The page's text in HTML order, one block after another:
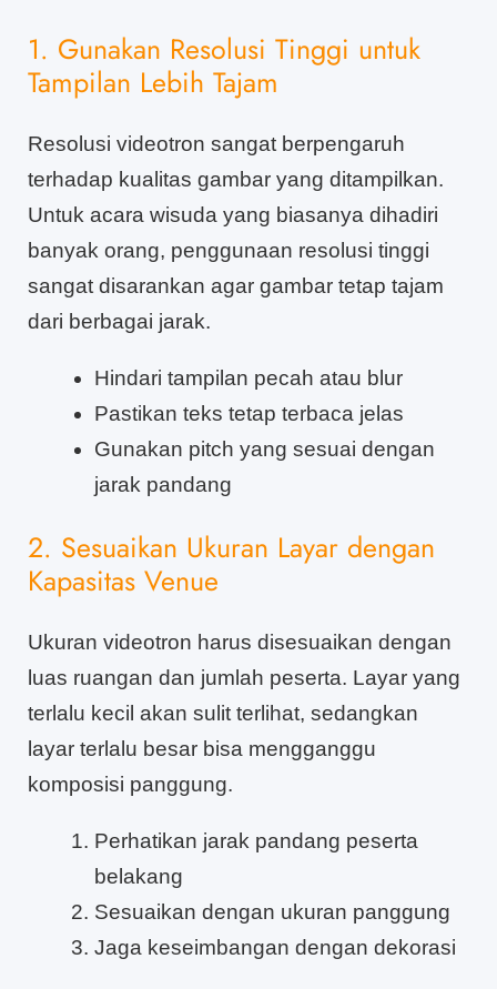
1. Gunakan Resolusi Tinggi untuk
Tampilan Lebih Tajam
Resolusi videotron sangat berpengaruh
terhadap kualitas gambar yang ditampilkan.
Untuk acara wisuda yang biasanya dihadiri
banyak orang, penggunaan resolusi tinggi
sangat disarankan agar gambar tetap tajam
dari berbagai jarak.
Hindari tampilan pecah atau blur
Pastikan teks tetap terbaca jelas
Gunakan pitch yang sesuai dengan
jarak pandang
2. Sesuaikan Ukuran Layar dengan
Kapasitas Venue
Ukuran videotron harus disesuaikan dengan
luas ruangan dan jumlah peserta. Layar yang
terlalu kecil akan sulit terlihat, sedangkan
layar terlalu besar bisa mengganggu
komposisi panggung.
Perhatikan jarak pandang peserta
belakang
Sesuaikan dengan ukuran panggung
Jaga keseimbangan dengan dekorasi